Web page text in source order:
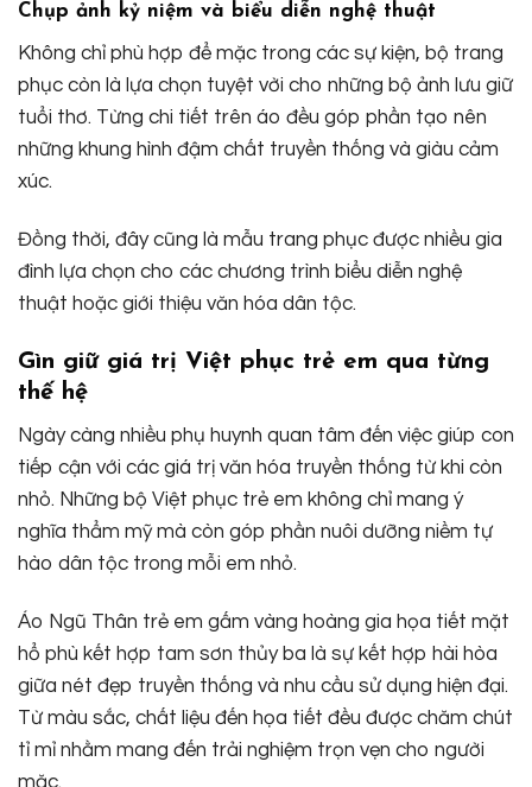
Chụp ảnh kỷ niệm và biểu diễn nghệ thuật
Không chỉ phù hợp để mặc trong các sự kiện, bộ trang
phục còn là lựa chọn tuyệt vời cho những bộ ảnh lưu giữ
tuổi thơ. Từng chi tiết trên áo đều góp phần tạo nên
những khung hình đậm chất truyền thống và giàu cảm
xúc.
Đồng thời, đây cũng là mẫu trang phục được nhiều gia
đình lựa chọn cho các chương trình biểu diễn nghệ
thuật hoặc giới thiệu văn hóa dân tộc.
Gìn giữ giá trị Việt phục trẻ em qua từng
thế hệ
Ngày càng nhiều phụ huynh quan tâm đến việc giúp con
tiếp cận với các giá trị văn hóa truyền thống từ khi còn
nhỏ. Những bộ Việt phục trẻ em không chỉ mang ý
nghĩa thẩm mỹ mà còn góp phần nuôi dưỡng niềm tự
hào dân tộc trong mỗi em nhỏ.
Áo Ngũ Thân trẻ em gấm vàng hoàng gia họa tiết mặt
hổ phù kết hợp tam sơn thủy ba là sự kết hợp hài hòa
giữa nét đẹp truyền thống và nhu cầu sử dụng hiện đại.
Từ màu sắc, chất liệu đến họa tiết đều được chăm chút
tỉ mỉ nhằm mang đến trải nghiệm trọn vẹn cho người